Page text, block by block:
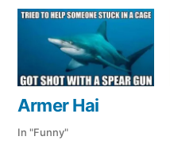
Armer Hai
In "Funny"